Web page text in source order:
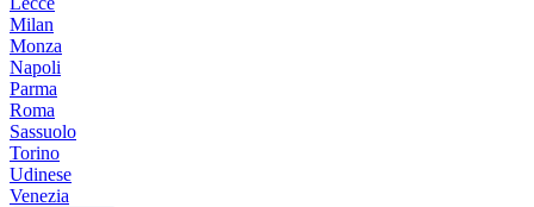
Milan
Monza
Napoli
Parma
Roma
Sassuolo
Torino
Udinese
Venezia